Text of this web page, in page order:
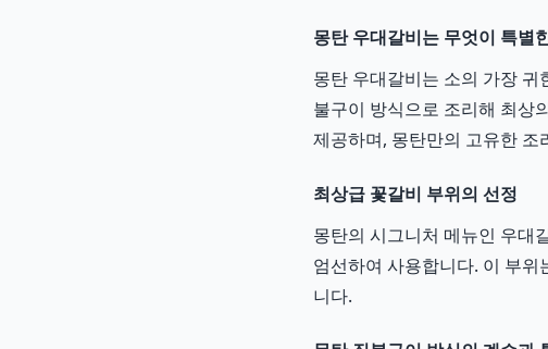
몽탄 우대갈비는 무엇이 특별
몽탄 우대갈비는 소의 가장
불구이 방식으로 조리해 최상
제공하며, 몽탄만의 고유한
최상급 꽃갈비 부위의 선정
몽탄의 시그니처 메뉴인 우대
엄선하여 사용합니다. 이 부
니다.